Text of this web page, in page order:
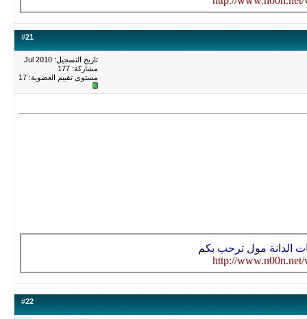
#21
تاريخ التسجيل: Jul 2010
مشاركة: 177
مستوى تقييم العضوية: 17
الدانة مول ترحب بكم
http://www.n00n.net/
#22